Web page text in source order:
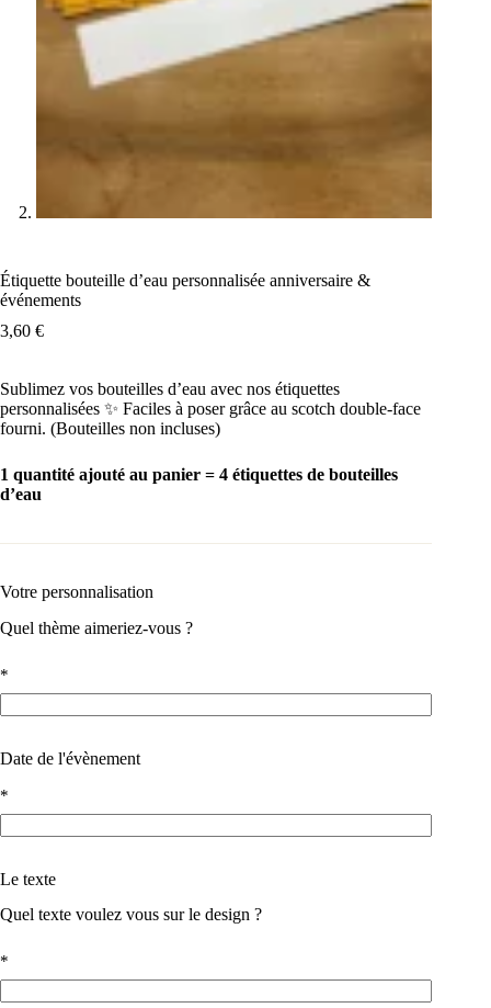
Étiquette bouteille d’eau personnalisée anniversaire &
événements
3,60 €
Sublimez vos bouteilles d’eau avec nos étiquettes
personnalisées ✨ Faciles à poser grâce au scotch double-face
fourni. (Bouteilles non incluses)
1 quantité ajouté au panier = 4 étiquettes de bouteilles
d’eau
Votre personnalisation
Quel thème aimeriez-vous ?
*
Date de l'évènement
*
Le texte
Quel texte voulez vous sur le design ?
*